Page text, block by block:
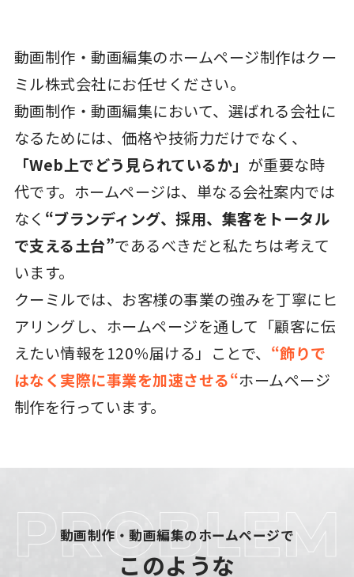
動画制作・動画編集のホームページ制作はクー
ミル株式会社にお任せください。
動画制作・動画編集において、選ばれる会社に
なるためには、価格や技術力だけでなく、
「Web上でどう見られているか」 が重要な時
代です。ホームページは、単なる会社案内では
なく “ブランディング、採用、集客をトータル
で支える土台”であるべきだと私たちは考えて
います。
クーミルでは、お客様の事業の強みを丁寧にヒ
アリングし、ホームページを通して「顧客に伝
えたい情報を120％届ける」ことで、 “飾りで
はなく実際に事業を加速させる“ホームページ
制作を行っています。
動画制作・動画編集のホームページで
このような